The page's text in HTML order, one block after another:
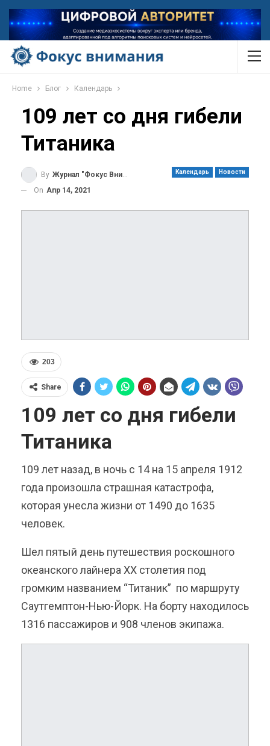
Home Блог Календарь
109 лет со дня гибели
Титаника
Календарь Новости
By Журнал "Фокус Внимания"
On Апр 14, 2021
203
Share
109 лет со дня гибели
Титаника
109 лет назад, в ночь с 14 на 15 апреля 1912
года произошла страшная катастрофа,
которая унесла жизни от 1490 до 1635
человек.
Шел пятый день путешествия роскошного
океанского лайнера XX столетия под
громким названием “Титаник” по маршруту
Саутгемптон-Нью-Йорк. На борту находилось
1316 пассажиров и 908 членов экипажа.